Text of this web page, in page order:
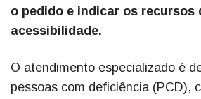
o pedido e indicar os recursos
acessibilidade.
O atendimento especializado é
pessoas com deficiência (PCD),